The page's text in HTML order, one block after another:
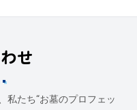
せ
私たち“お墓のプロフェッ